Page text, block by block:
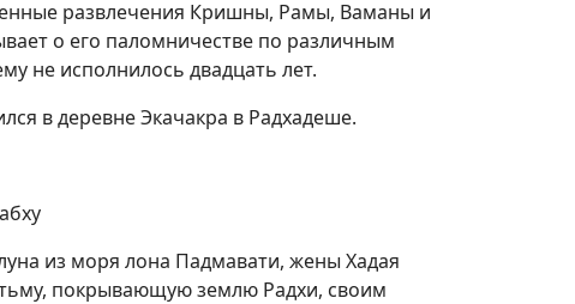
развлечения Кришны, Рамы, Ваманы и
о его паломничестве по различным
не исполнилось двадцать лет.
в деревне Экачакра в Радхадеше.
из моря лона Падмавати, жены Хадая
покрывающую землю Радхи, своим